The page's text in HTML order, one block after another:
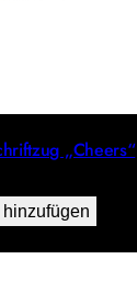
„Cheers“